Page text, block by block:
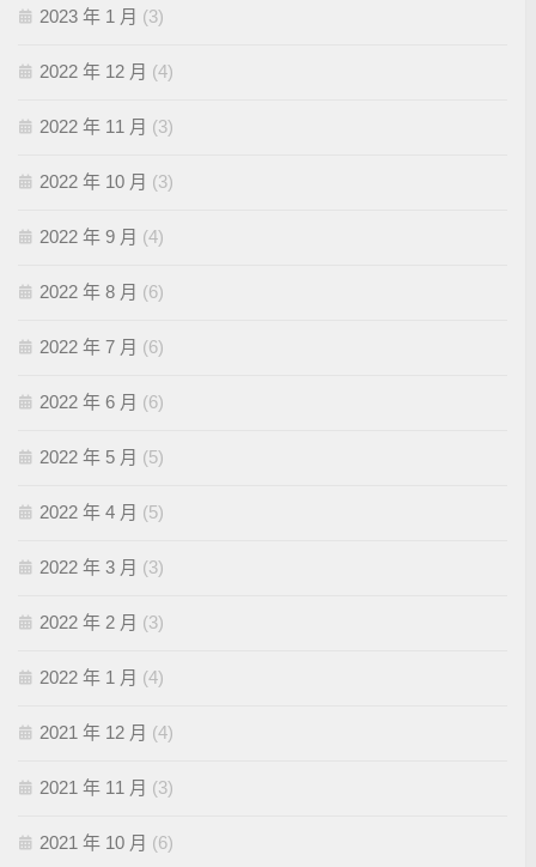
2023 年 1 月 (3)
2022 年 12 月 (4)
2022 年 11 月 (3)
2022 年 10 月 (3)
2022 年 9 月 (4)
2022 年 8 月 (6)
2022 年 7 月 (6)
2022 年 6 月 (6)
2022 年 5 月 (5)
2022 年 4 月 (5)
2022 年 3 月 (3)
2022 年 2 月 (3)
2022 年 1 月 (4)
2021 年 12 月 (4)
2021 年 11 月 (3)
2021 年 10 月 (6)